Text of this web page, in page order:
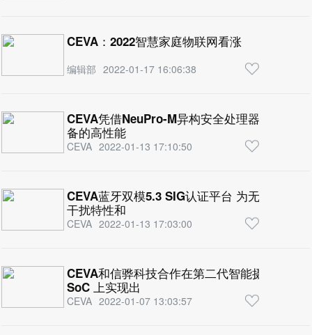
CEVA：2022智慧家庭物联网看涨
编辑部 2022-01-17 16:06:38
CEVA凭借NeuPro-M异构安全处理器架构 重
备的高性能
CEVA 2022-01-13 17:10:50
CEVA蓝牙双模5.3 SIG认证平台 为无线音频
干扰特性和
CEVA 2022-01-13 17:03:00
CEVA和信骅科技合作在第二代智能摄像头和
SoC 上实现出
CEVA 2022-01-07 13:03:57